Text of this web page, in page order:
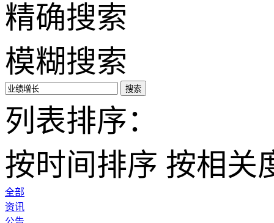
精确搜索
模糊搜索
搜索
列表排序：
按时间排序 按相关
全部
资讯